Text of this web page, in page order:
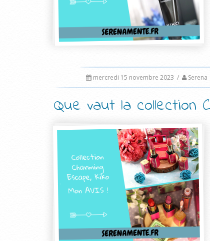
mercredi 15 novembre 2023 / Serena
Que vaut la collection